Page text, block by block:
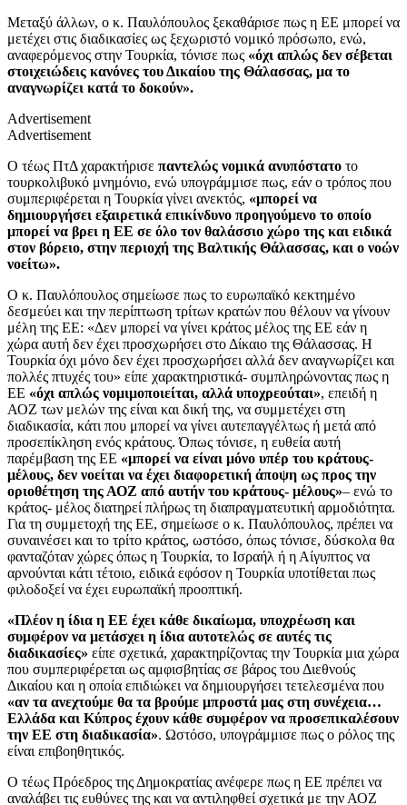
Μεταξύ άλλων, ο κ. Παυλόπουλος ξεκαθάρισε πως η ΕΕ μπορεί να
μετέχει στις διαδικασίες ως ξεχωριστό νομικό πρόσωπο, ενώ,
αναφερόμενος στην Τουρκία, τόνισε πως «όχι απλώς δεν σέβεται
στοιχειώδεις κανόνες του Δικαίου της Θάλασσας, μα το
αναγνωρίζει κατά το δοκούν».
Advertisement
Advertisement
Ο τέως ΠτΔ χαρακτήρισε παντελώς νομικά ανυπόστατο το
τουρκολιβυκό μνημόνιο, ενώ υπογράμμισε πως, εάν ο τρόπος που
συμπεριφέρεται η Τουρκία γίνει ανεκτός, «μπορεί να
δημιουργήσει εξαιρετικά επικίνδυνο προηγούμενο το οποίο
μπορεί να βρει η ΕΕ σε όλο τον θαλάσσιο χώρο της και ειδικά
στον βόρειο, στην περιοχή της Βαλτικής Θάλασσας, και ο νοών
νοείτω».
Ο κ. Παυλόπουλος σημείωσε πως το ευρωπαϊκό κεκτημένο
δεσμεύει και την περίπτωση τρίτων κρατών που θέλουν να γίνουν
μέλη της ΕΕ: «Δεν μπορεί να γίνει κράτος μέλος της ΕΕ εάν η
χώρα αυτή δεν έχει προσχωρήσει στο Δίκαιο της Θάλασσας. Η
Τουρκία όχι μόνο δεν έχει προσχωρήσει αλλά δεν αναγνωρίζει και
πολλές πτυχές του» είπε χαρακτηριστικά- συμπληρώνοντας πως η
ΕΕ «όχι απλώς νομιμοποιείται, αλλά υποχρεούται», επειδή η
ΑΟΖ των μελών της είναι και δική της, να συμμετέχει στη
διαδικασία, κάτι που μπορεί να γίνει αυτεπαγγέλτως ή μετά από
προσεπίκληση ενός κράτους. Όπως τόνισε, η ευθεία αυτή
παρέμβαση της ΕΕ «μπορεί να είναι μόνο υπέρ του κράτους-
μέλους, δεν νοείται να έχει διαφορετική άποψη ως προς την
οριοθέτηση της ΑΟΖ από αυτήν του κράτους- μέλους»– ενώ το
κράτος- μέλος διατηρεί πλήρως τη διαπραγματευτική αρμοδιότητα.
Για τη συμμετοχή της ΕΕ, σημείωσε ο κ. Παυλόπουλος, πρέπει να
συναινέσει και το τρίτο κράτος, ωστόσο, όπως τόνισε, δύσκολα θα
φανταζόταν χώρες όπως η Τουρκία, το Ισραήλ ή η Αίγυπτος να
αρνούνται κάτι τέτοιο, ειδικά εφόσον η Τουρκία υποτίθεται πως
φιλοδοξεί να έχει ευρωπαϊκή προοπτική.
«Πλέον η ίδια η ΕΕ έχει κάθε δικαίωμα, υποχρέωση και
συμφέρον να μετάσχει η ίδια αυτοτελώς σε αυτές τις
διαδικασίες» είπε σχετικά, χαρακτηρίζοντας την Τουρκία μια χώρα
που συμπεριφέρεται ως αμφισβητίας σε βάρος του Διεθνούς
Δικαίου και η οποία επιδιώκει να δημιουργήσει τετελεσμένα που
«αν τα ανεχτούμε θα τα βρούμε μπροστά μας στη συνέχεια…
Ελλάδα και Κύπρος έχουν κάθε συμφέρον να προσεπικαλέσουν
την ΕΕ στη διαδικασία». Ωστόσο, υπογράμμισε πως ο ρόλος της
είναι επιβοηθητικός.
Ο τέως Πρόεδρος της Δημοκρατίας ανέφερε πως η ΕΕ πρέπει να
αναλάβει τις ευθύνες της και να αντιληφθεί σχετικά με την ΑΟΖ